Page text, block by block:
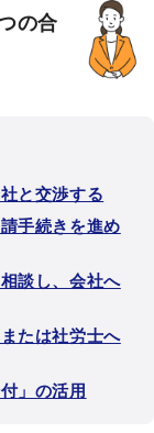
の合
と交渉する
手続きを進め
談し、会社へ
たは社労士へ
」の活用